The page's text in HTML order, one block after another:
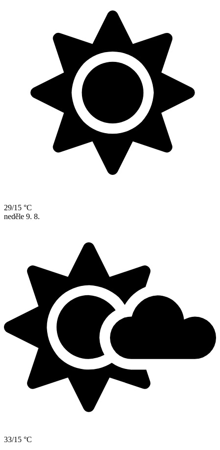
29/15 °C
neděle 9. 8.
33/15 °C